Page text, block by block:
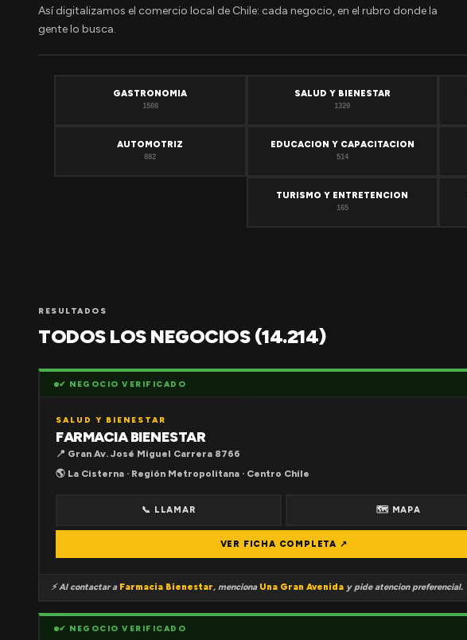
Así digitalizamos el comercio local de Chile: cada negocio, en el rubro donde la
gente lo busca.
GASTRONOMIA
1508
SALUD Y BIENESTAR
1320
AUTOMOTRIZ
882
EDUCACION Y CAPACITACION
514
TURISMO Y ENTRETENCION
165
RESULTADOS
TODOS LOS NEGOCIOS (14.214)
✔ NEGOCIO VERIFICADO
SALUD Y BIENESTAR
FARMACIA BIENESTAR
📍 Gran Av. José Miguel Carrera 8766
🌎 La Cisterna · Región Metropolitana · Centro Chile
📞 LLAMAR 🗺 MAPA
VER FICHA COMPLETA ↗
⚡ Al contactar a Farmacia Bienestar, menciona Una Gran Avenida y pide atencion preferencial.
✔ NEGOCIO VERIFICADO